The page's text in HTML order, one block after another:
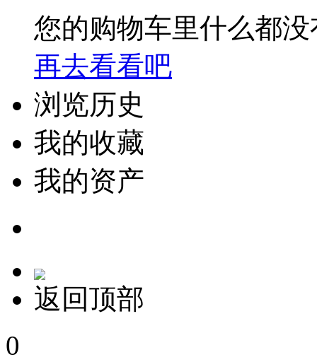
您的购物车里什么都没
再去看看吧
浏览历史
我的收藏
我的资产
返回顶部
0